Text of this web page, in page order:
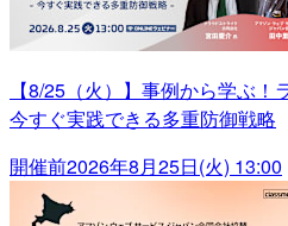
【8/25（火）】事例から学ぶ
今すぐ実践できる多重防御戦略
開催前2026年8月25日(火) 13:00